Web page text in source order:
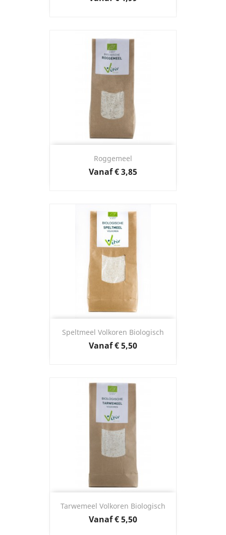
Roggemeel
VanafPrijs
€ 3,85
Speltmeel Volkoren Biologisch
VanafPrijs
€ 5,50
Tarwemeel Volkoren Biologisch
VanafPrijs
€ 5,50